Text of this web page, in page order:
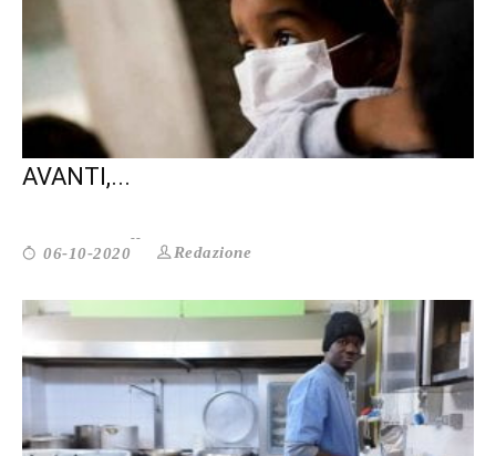
DECRETO SICUREZZA: È UN PASSO
AVANTI,...
06-10-2020 Redazione